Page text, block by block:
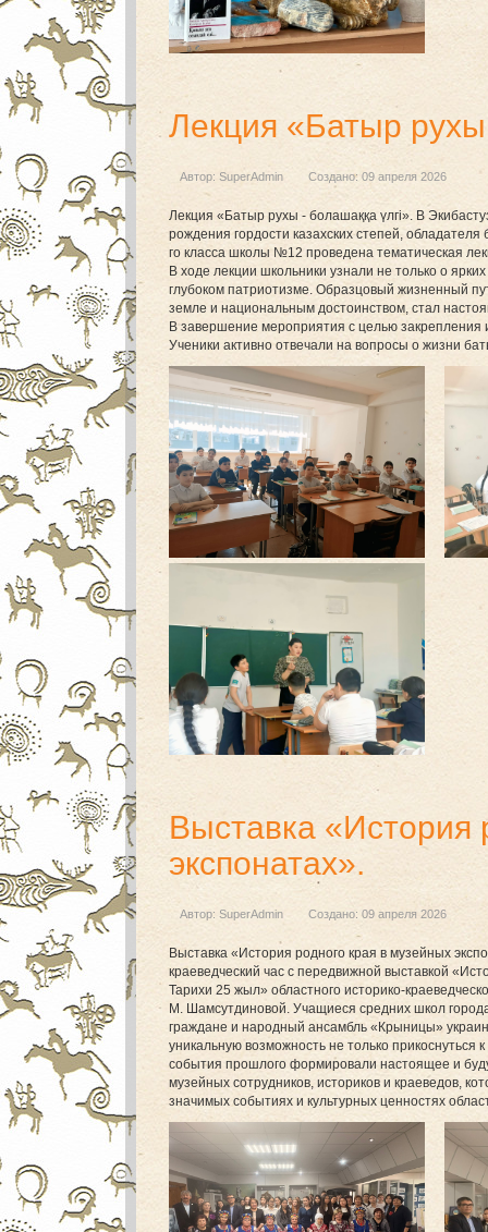
Лекция «Батыр рухы
Автор: SuperAdmin Создано: 09 апреля 2026
Лекция «Батыр рухы - болашаққа үлгі». В
рождения гордости казахских степей,
го класса школы №12 проведена тематическая
В ходе лекции школьники узнали не только о
глубоком патриотизме. Образцовый жизненный
земле и национальным достоинством, стал
В завершение мероприятия с целью
Ученики активно отвечали на вопросы о жизни
Выставка «История
экспонатах».
Автор: SuperAdmin Создано: 09 апреля 2026
Выставка «История родного края в музейных
краеведческий час с передвижной выставкой
Тарихи 25 жыл» областного историко-
М. Шамсутдиновой. Учащиеся средних школ
граждане и народный ансамбль «Крыницы»
уникальную возможность не только
события прошлого формировали настоящее и
музейных сотрудников, историков и краеведов,
значимых событиях и культурных ценностях